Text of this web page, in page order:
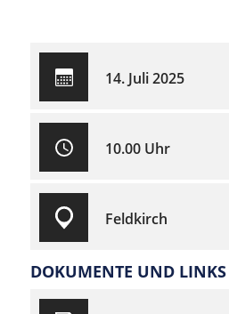
14. Juli 2025
10.00 Uhr
Feldkirch
DOKUMENTE UND LINKS